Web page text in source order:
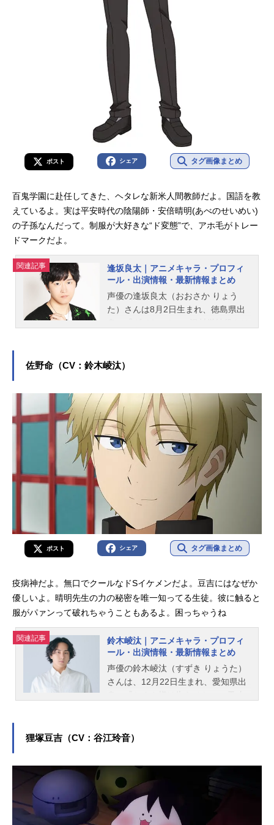
ポスト シェア タグ画像まとめ
百鬼学園に赴任してきた、ヘタレな新米人間教師だよ。国語を教
えているよ。実は平安時代の陰陽師・安倍晴明(あべのせいめい)
の子孫なんだって。制服が大好きな“ド変態”で、アホ毛がトレー
ドマークだよ。
関連記事
逢坂良太｜アニメキャラ・プロフィ
ール・出演情報・最新情報まとめ
声優の逢坂良太（おおさか りょう
た）さんは8月2日生まれ、徳島県出
を多く演じています。こちらでは、
佐野命（CV：鈴木崚汰）
ポスト シェア タグ画像まとめ
疫病神だよ。無口でクールなドSイケメンだよ。豆吉にはなぜか
優しいよ。晴明先生の力の秘密を唯一知ってる生徒。彼に触ると
服がパァンって破れちゃうこともあるよ。困っちゃうね
関連記事
鈴木崚汰｜アニメキャラ・プロフィ
ール・出演情報・最新情報まとめ
声優の鈴木崚汰（すずき りょうた）
さんは、12月22日生まれ、愛知県出
など、人気作品のキャラクターを演
狸塚豆吉（CV：谷江玲音）